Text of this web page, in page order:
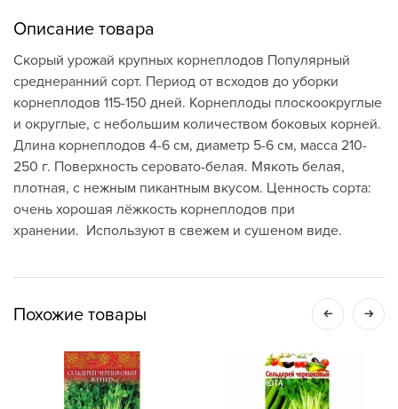
Описание товара
Скорый урожай крупных корнеплодов Популярный
среднеранний сорт. Период от всходов до уборки
корнеплодов 115-150 дней. Корнеплоды плоскоокруглые
и округлые, с небольшим количеством боковых корней.
Длина корнеплодов 4-6 см, диаметр 5-6 см, масса 210-
250 г. Поверхность серовато-белая. Мякоть белая,
плотная, с нежным пикантным вкусом. Ценность сорта:
очень хорошая лёжкость корнеплодов при
хранении. Используют в свежем и сушеном виде.
Похожие товары